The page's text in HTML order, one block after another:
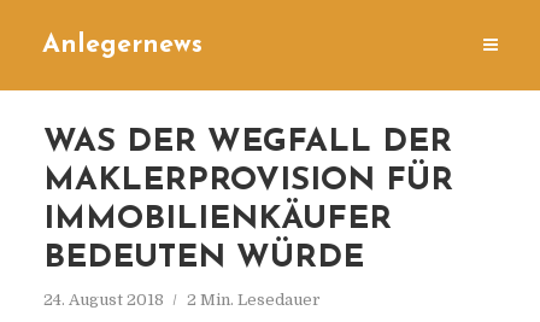
Anlegernews
WAS DER WEGFALL DER
MAKLERPROVISION FÜR
IMMOBILIENKÄUFER
BEDEUTEN WÜRDE
24. August 2018 2 Min. Lesedauer